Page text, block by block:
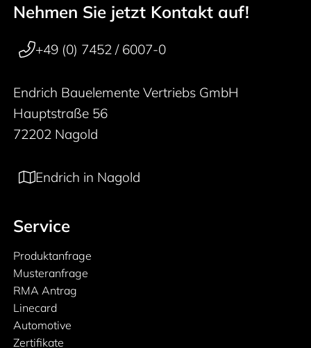
50 years
Footer navigation
Nehmen Sie jetzt Kontakt auf!
+49 (0) 7452 / 6007-0
Endrich Bauelemente Vertriebs GmbH
Hauptstraße 56
72202 Nagold
Endrich in Nagold
Service
Produktanfrage
Musteranfrage
RMA Antrag
Linecard
Automotive
Zertifikate